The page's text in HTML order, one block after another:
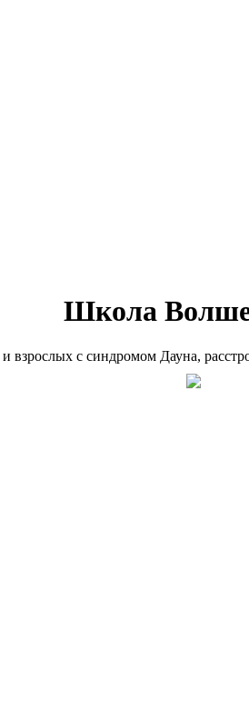
Школа
и взрослых с синдромом Дауна,